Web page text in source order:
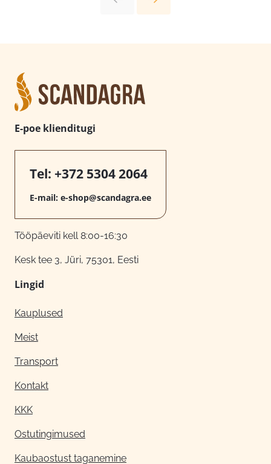
E-poe klienditugi
Tel: +372 5304 2064
E-mail: e-shop@scandagra.ee
Tööpäeviti kell 8:00-16:30
Kesk tee 3, Jüri, 75301, Eesti
Lingid
Kauplused
Meist
Transport
Kontakt
KKK
Ostutingimused
Kaubaostust taganemine